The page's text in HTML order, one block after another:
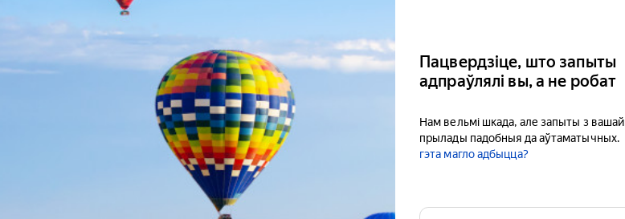
Пацвердзіце, што запыты
адпраўлялі вы, а не робат
Нам вельмі шкада, але запыты з вашай
прылады падобныя да аўтаматычных.
гэта магло адбыцца?